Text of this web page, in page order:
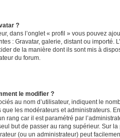
?
dans l’onglet « profil » vous pouvez
: Gravatar, galerie, distant ou importé.
de la manière dont ils sont mis à
du forum.
le modifier ?
au nom d’utilisateur, indiquent le
les modérateurs et administrateurs.
rang car il est paramétré par
but de passer au rang supérieur. Sur
(ou un administrateur) peut